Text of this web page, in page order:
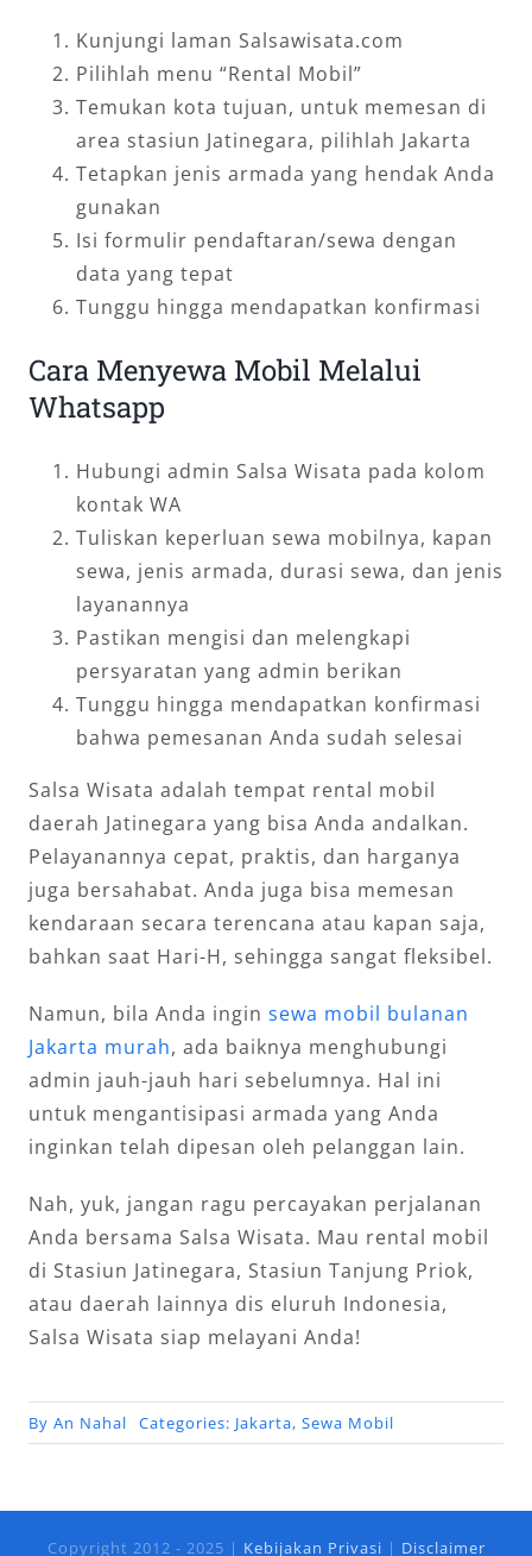
Kunjungi laman Salsawisata.com
Pilihlah menu “Rental Mobil”
Temukan kota tujuan, untuk memesan di
area stasiun Jatinegara, pilihlah Jakarta
Tetapkan jenis armada yang hendak Anda
gunakan
Isi formulir pendaftaran/sewa dengan
data yang tepat
Tunggu hingga mendapatkan konfirmasi
Cara Menyewa Mobil Melalui
Whatsapp
Hubungi admin Salsa Wisata pada kolom
kontak WA
Tuliskan keperluan sewa mobilnya, kapan
sewa, jenis armada, durasi sewa, dan jenis
layanannya
Pastikan mengisi dan melengkapi
persyaratan yang admin berikan
Tunggu hingga mendapatkan konfirmasi
bahwa pemesanan Anda sudah selesai
Salsa Wisata adalah tempat rental mobil
daerah Jatinegara yang bisa Anda andalkan.
Pelayanannya cepat, praktis, dan harganya
juga bersahabat. Anda juga bisa memesan
kendaraan secara terencana atau kapan saja,
bahkan saat Hari-H, sehingga sangat fleksibel.
Namun, bila Anda ingin sewa mobil bulanan
Jakarta murah, ada baiknya menghubungi
admin jauh-jauh hari sebelumnya. Hal ini
untuk mengantisipasi armada yang Anda
inginkan telah dipesan oleh pelanggan lain.
Nah, yuk, jangan ragu percayakan perjalanan
Anda bersama Salsa Wisata. Mau rental mobil
di Stasiun Jatinegara, Stasiun Tanjung Priok,
atau daerah lainnya dis eluruh Indonesia,
Salsa Wisata siap melayani Anda!
By An Nahal Categories: Jakarta, Sewa Mobil
Copyright 2012 - 2025 | Kebijakan Privasi | Disclaimer